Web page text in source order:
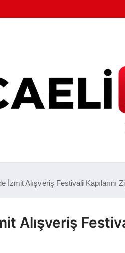
İzmit Alışveriş Festivali Kapılarını
Alışveriş